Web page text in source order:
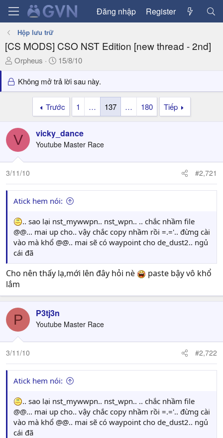
Đăng nhập Register
Hộp lưu trữ
[CS MODS] CSO NST Edition [new thread - 2nd]
T
r
e
t
a
r
e
r
Orpheus
N
à
y
ử
15/8/10
Không mở trả lời sau này.
Trước 1 … 137 … 180 Tiếp
V vicky_dance
Youtube Master Race
3/11/10 #2,721
Atick hem nói:
.. sao lại nst_mywwpn.. nst_wpn.. .. chắc nhầm file
@@... mai up cho.. vậy chắc copy nhầm rồi =.='.. đừng cài
vào mà khổ @@.. mai sẽ có waypoint cho de_dust2.. ngủ
cái đã
Cho nên thấy lạ,mới lên đây hỏi nè
paste bậy vô khổ
lắm
P P3tj3n
Youtube Master Race
3/11/10 #2,722
Atick hem nói:
.. sao lại nst_mywwpn.. nst_wpn.. .. chắc nhầm file
@@... mai up cho.. vậy chắc copy nhầm rồi =.='.. đừng cài
vào mà khổ @@.. mai sẽ có waypoint cho de_dust2.. ngủ
cái đã